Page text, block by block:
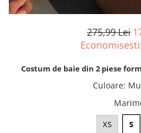
275,99 Lei
Economisesti:
Costum de baie din 2 piese
Culoare:
XS S